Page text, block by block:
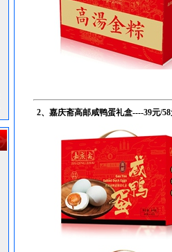
2、嘉庆斋高邮咸鸭蛋礼盒----39元/58